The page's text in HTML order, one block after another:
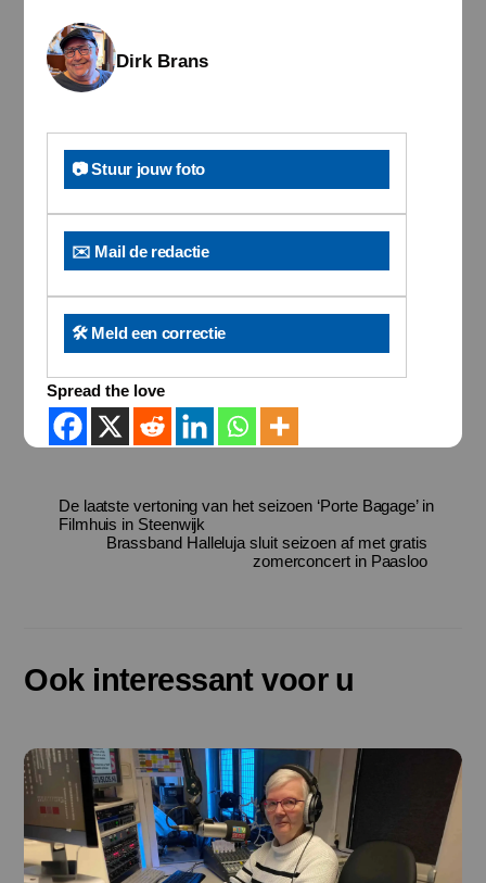
Dirk Brans
📷 Stuur jouw foto
✉️ Mail de redactie
🛠️ Meld een correctie
Spread the love
De laatste vertoning van het seizoen ‘Porte Bagage’ in
Filmhuis in Steenwijk
Brassband Halleluja sluit seizoen af met gratis
zomerconcert in Paasloo
Ook interessant voor u